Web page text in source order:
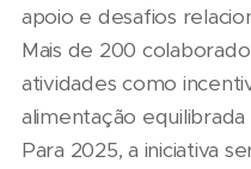
apoio e desafios
Mais de 200
atividades como
alimentação
Para 2025, a iniciativa